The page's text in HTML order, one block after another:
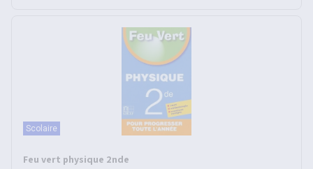
Scolaire
Feu vert physique 2nde